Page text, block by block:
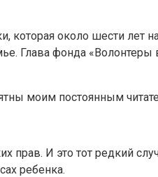
которая около шести лет
Глава фонда
моим постоянным
прав. И это тот редкий
ребенка.